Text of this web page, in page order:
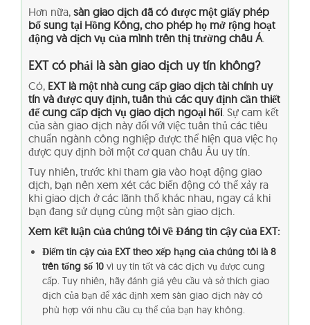
Hơn nữa, sàn giao dịch đã có được một giấy phép
bổ sung tại Hồng Kông, cho phép họ mở rộng hoạt
động và dịch vụ của mình trên thị trường châu Á.
EXT có phải là sàn giao dịch uy tín không?
Có, EXT là một nhà cung cấp giao dịch tài chính uy
tín và được quy định, tuân thủ các quy định cần thiết
để cung cấp dịch vụ giao dịch ngoại hối. Sự cam kết
của sàn giao dịch này đối với việc tuân thủ các tiêu
chuẩn ngành công nghiệp được thể hiện qua việc họ
được quy định bởi một cơ quan châu Âu uy tín.
Tuy nhiên, trước khi tham gia vào hoạt động giao
dịch, bạn nên xem xét các biến động có thể xảy ra
khi giao dịch ở các lãnh thổ khác nhau, ngay cả khi
bạn đang sử dụng cùng một sàn giao dịch.
Xem kết luận của chúng tôi về Đáng tin cậy của EXT:
Điểm tin cậy của EXT theo xếp hạng của chúng tôi là 8
trên tổng số 10 vì uy tín tốt và các dịch vụ được cung
cấp. Tuy nhiên, hãy đánh giá yêu cầu và sở thích giao
dịch của bạn để xác định xem sàn giao dịch này có
phù hợp với nhu cầu cụ thể của bạn hay không.